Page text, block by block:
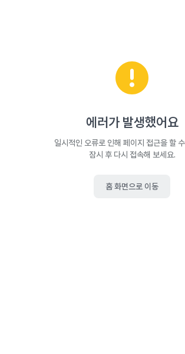
에러가 발생했어요
일시적인 오류로 인해 페이지 접근을 할
잠시 후 다시 접속해 보세요.
홈 화면으로 이동